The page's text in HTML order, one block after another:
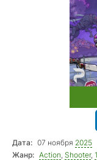
Дата: 07 ноября 2025
Жанр: Action, Shooter,